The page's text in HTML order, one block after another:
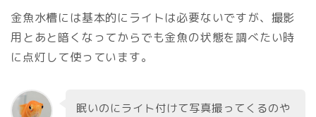
金魚水槽には基本的にライトは必要ないですが、撮影
用とあと暗くなってからでも金魚の状態を調べたい時
に点灯して使っています。
眠いのにライト付けて写真撮ってくるのや